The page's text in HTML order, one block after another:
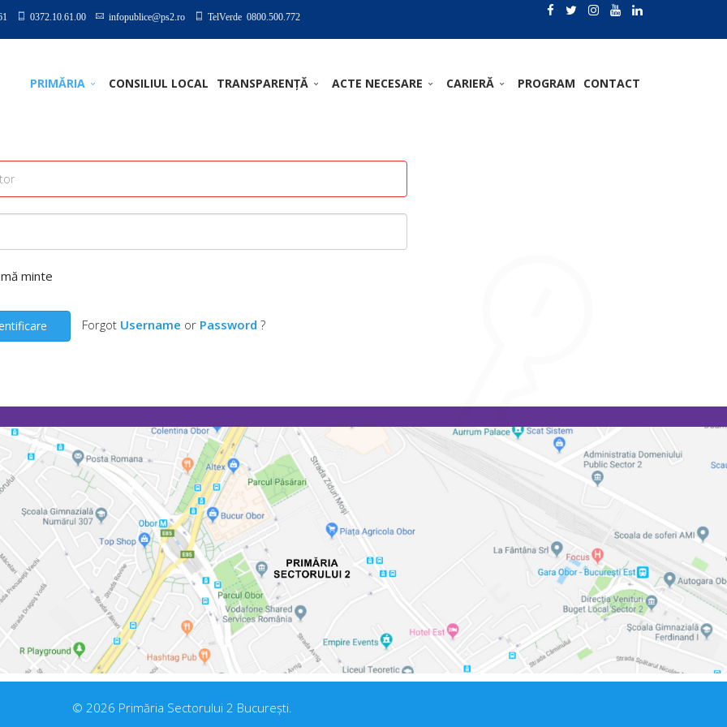
0372.10.61.00 infopublice@ps2.ro TelVerde 0800.500.772
PRIMĂRIA CONSILIUL LOCAL TRANSPARENȚĂ ACTE NECESARE CARIERĂ PROGRAM CONTACT
minte
Forgot Username or Password ?
© 2026 Primăria Sectorului 2 București.